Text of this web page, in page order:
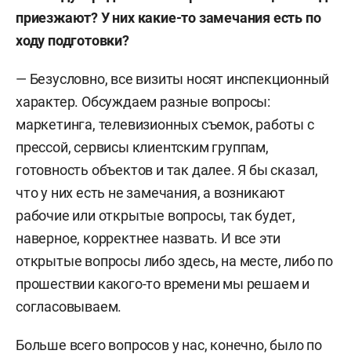
приезжают? У них какие-то замечания есть по
ходу подготовки?
— Безусловно, все визиты носят инспекционный
характер. Обсуждаем разные вопросы:
маркетинга, телевизионных съемок, работы с
прессой, сервисы клиентским группам,
готовность объектов и так далее. Я бы сказал,
что у них есть не замечания, а возникают
рабочие или открытые вопросы, так будет,
наверное, корректнее назвать. И все эти
открытые вопросы либо здесь, на месте, либо по
прошествии какого-то времени мы решаем и
согласовываем.
Больше всего вопросов у нас, конечно, было по